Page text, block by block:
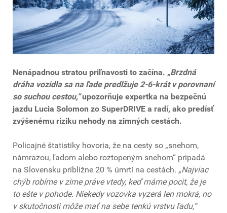
Nenápadnou stratou priľnavosti to začína. „Brzdná
dráha vozidla sa na ľade predlžuje 2-6-krát v porovnaní
so suchou cestou,“upozorňuje expertka na bezpečnú
jazdu Lucia Solomon zo SuperDRIVE a radí, ako predísť
zvýšenému riziku nehody na zimných cestách.
Policajné štatistiky hovoria, že na cesty so „snehom,
námrazou, ľadom alebo roztopeným snehom“ pripadá
na Slovensku približne 20 % úmrtí na cestách. „Najviac
chýb robíme v zime práve vtedy, keď máme pocit, že je
to ešte v pohode. Niekedy vozovka vyzerá len mokrá, no
v skutočnosti môže mať na sebe tenkú vrstvu ľadu,“